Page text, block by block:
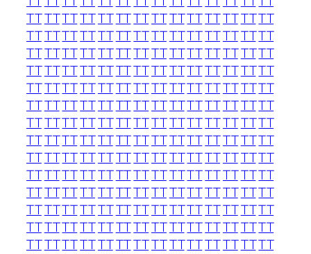
TTTTTTTTTTTTTTTTTTTTTTTTTTTT
TTTTTTTTTTTTTTTTTTTTTTTTTTTT
TTTTTTTTTTTTTTTTTTTTTTTTTTTT
TTTTTTTTTTTTTTTTTTTTTTTTTTTT
TTTTTTTTTTTTTTTTTTTTTTTTTTTT
TTTTTTTTTTTTTTTTTTTTTTTTTTTT
TTTTTTTTTTTTTTTTTTTTTTTTTTTT
TTTTTTTTTTTTTTTTTTTTTTTTTTTT
TTTTTTTTTTTTTTTTTTTTTTTTTTTT
TTTTTTTTTTTTTTTTTTTTTTTTTTTT
TTTTTTTTTTTTTTTTTTTTTTTTTTTT
TTTTTTTTTTTTTTTTTTTTTTTTTTTT
TTTTTTTTTTTTTTTTTTTTTTTTTTTT
TTTTTTTTTTTTTTTTTTTTTTTTTTTT